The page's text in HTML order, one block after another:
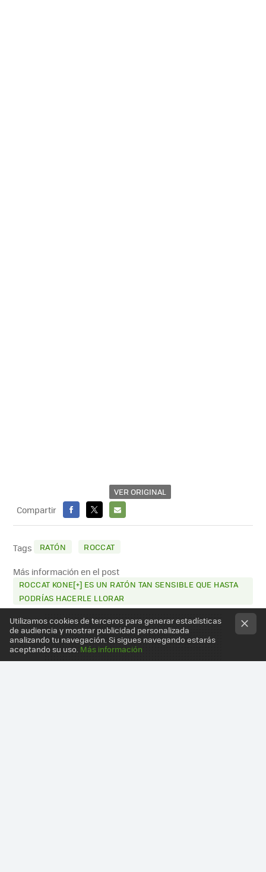
VER ORIGINAL
Compartir
FACEBOOK
X
E-
MAIL
Tags RATÓN ROCCAT
Más información en el post
ROCCAT KONE[+] ES UN RATÓN TAN SENSIBLE QUE HASTA
PODRÍAS HACERLE LLORAR
Utilizamos cookies de terceros para generar estadísticas
de audiencia y mostrar publicidad personalizada
analizando tu navegación. Si sigues navegando estarás
aceptando su uso. Más información